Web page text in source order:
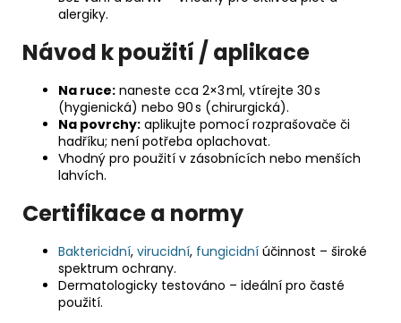
alergiky.
Návod k použití / aplikace
Na ruce: naneste cca 2×3 ml, vtírejte 30 s
(hygienická) nebo 90 s (chirurgická).
Na povrchy: aplikujte pomocí rozprašovače či
hadříku; není potřeba oplachovat.
Vhodný pro použití v zásobnících nebo menších
lahvích.
Certifikace a normy
Baktericidní, virucidní, fungicidní účinnost – široké
spektrum ochrany.
Dermatologicky testováno – ideální pro časté
použití.